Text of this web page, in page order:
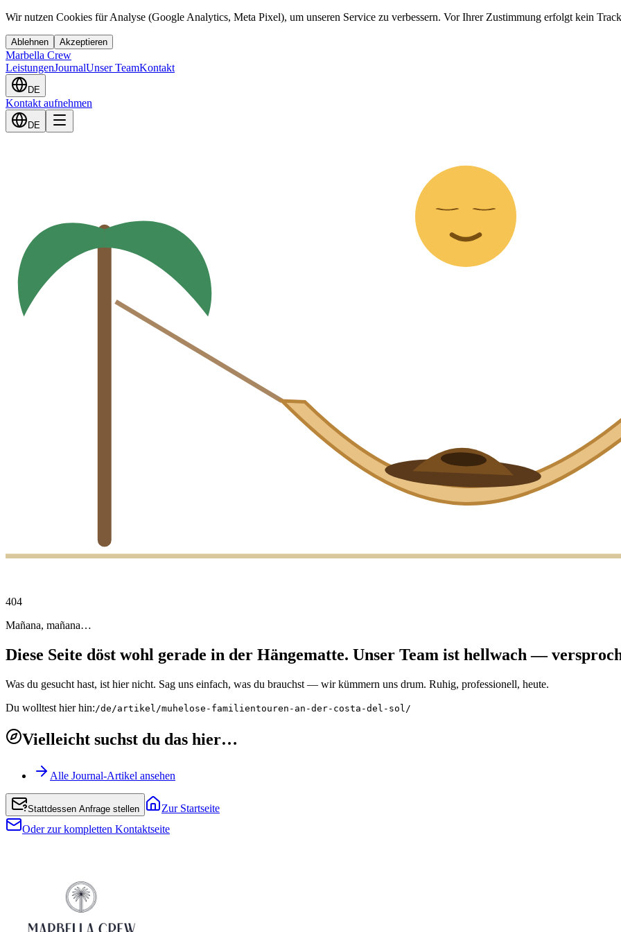
Wir nutzen Cookies für Analyse (Google Analytics, Meta Pixel), um unseren Service zu verbessern. Vor Ihrer Zustimmung erfolgt kein
Ablehnen Akzeptieren
Marbella Crew
LeistungenJournalUnser TeamKontakt
DE
Kontakt aufnehmen
DE
404
Mañana, mañana…
Diese Seite döst wohl gerade in der Hängematte. Unser Team ist hellwach —
Was du gesucht hast, ist hier nicht. Sag uns einfach, was du brauchst — wir kümmern uns drum. Ruhig, professionell, heute.
Du wolltest hier hin: /de/artikel/muhelose-familientouren-an-der-costa-del-sol/
Vielleicht suchst du das hier…
Alle Journal-Artikel ansehen
Stattdessen Anfrage stellen
Zur Startseite
Oder zur kompletten Kontaktseite